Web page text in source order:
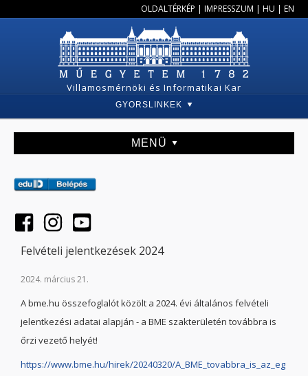
OLDALTÉRKÉP | IMPRESSZUM | HU | EN
Villamosmérnöki és Informatikai Kar
GYORSLINKEK
MENÜ
Felvételi jelentkezések 2024
2024. március 21.
A bme.hu összefoglalót közölt a 2024. évi általános felvételi
jelentkezési adatai alapján - a BME szakterületén továbbra is
őrzi vezető helyét!
https://www.bme.hu/hirek/20240320/A_BME_tovabbra_is_az_eg